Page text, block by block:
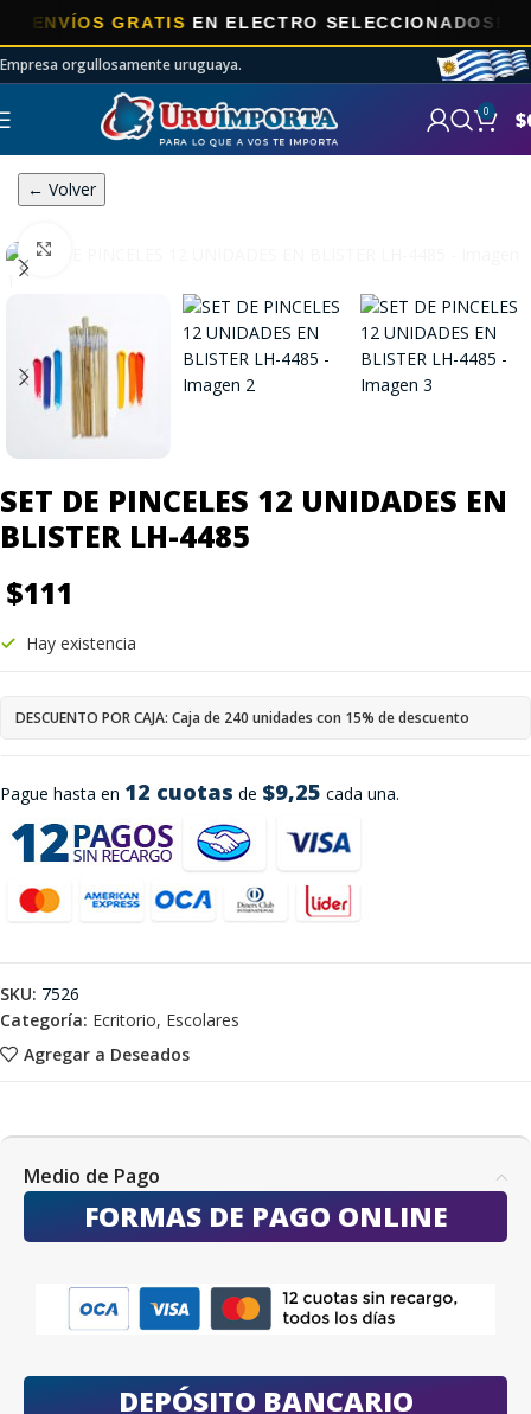
GRATISEN ELECTRO SELECCIONADOS!
Empresa orgullosamente uruguaya.
0 $
← Volver
SET DE PINCELES 12 UNIDADES EN
BLISTER LH-4485
$111
Pague hasta en 12 cuotas de $9,25 cada una.
Hay existencia
DESCUENTO POR CAJA: Caja de 240 unidades con 15% de descuento
Agregar a Deseados
SKU: 7526
Categoría: Ecritorio, Escolares
Medio de Pago
FORMAS DE PAGO ONLINE
DEPÓSITO BANCARIO